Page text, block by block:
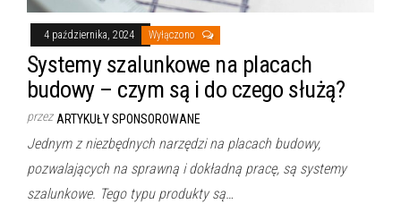
4 października, 2024 Wyłączono
Systemy szalunkowe na placach
budowy – czym są i do czego służą?
przez ARTYKUŁY SPONSOROWANE
Jednym z niezbędnych narzędzi na placach budowy,
pozwalających na sprawną i dokładną pracę, są systemy
szalunkowe. Tego typu produkty są…